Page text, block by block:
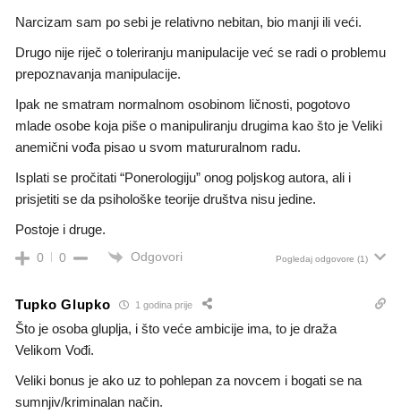
Narcizam sam po sebi je relativno nebitan, bio manji ili veći.
Drugo nije riječ o toleriranju manipulacije već se radi o problemu
prepoznavanja manipulacije.
Ipak ne smatram normalnom osobinom ličnosti, pogotovo
mlade osobe koja piše o manipuliranju drugima kao što je Veliki
anemični vođa pisao u svom matururalnom radu.
Isplati se pročitati “Ponerologiju” onog poljskog autora, ali i
prisjetiti se da psihološke teorije društva nisu jedine.
Postoje i druge.
0 0 Odgovori Pogledaj odgovore (1)
Tupko Glupko 1 godina prije
Što je osoba gluplja, i što veće ambicije ima, to je draža
Velikom Vođi.
Veliki bonus je ako uz to pohlepan za novcem i bogati se na
sumnjiv/kriminalan način.